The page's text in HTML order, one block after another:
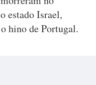
estado Israel,
hino de Portugal.